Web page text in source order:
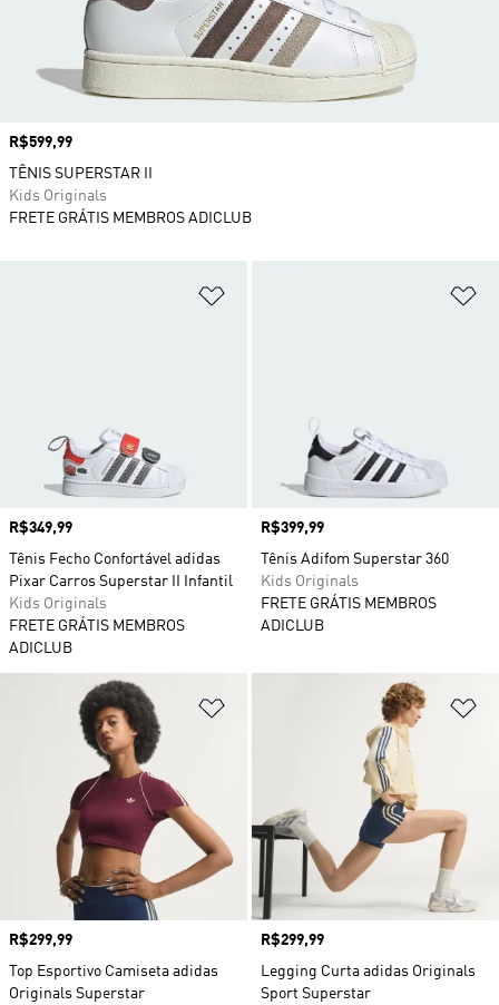
Preço
R$349,99
Tênis Fecho Confortável adidas
Pixar Carros Superstar II Infantil
Kids Originals
FRETE GRÁTIS MEMBROS
ADICLUB
Preço
R$399,99
Tênis Adifom Superstar 360
Kids Originals
FRETE GRÁTIS MEMBROS
ADICLUB
Adicionar à Lista de Desejos
Preço
R$299,99
Top Esportivo Camiseta adidas
Originals Superstar
Preço
R$299,99
Legging Curta adidas Originals
Sport Superstar
Preço
R$599,99
TÊNIS SUPERSTAR II
Kids Originals
FRETE GRÁTIS MEMBROS ADICLUB